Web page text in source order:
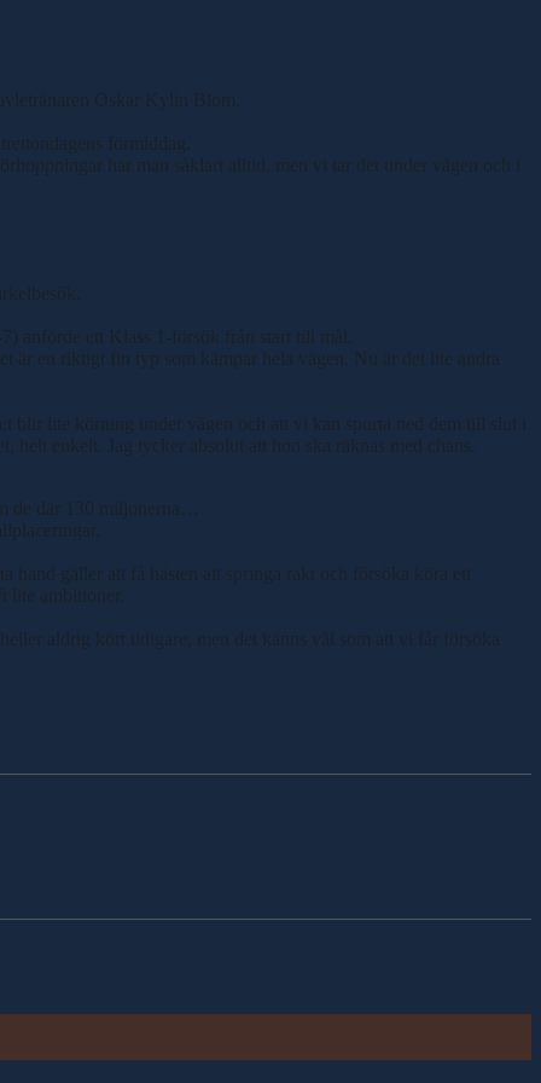
Oskar Kylin Blom.
förmiddag.
har man såklart alltid, men vi tar det under vägen och i
anförde ett Klass 1-försök från start till mål.
är en riktigt fin typ som kämpar hela vägen. Nu är det lite andra
blir lite körning under vägen och att vi kan spurta ned dem till slut i
helt enkelt. Jag tycker absolut att hon ska räknas med chans.
de där 130 miljonerna…
gäller att få hästen att springa rakt och försöka köra ett
ambitioner.
aldrig kört tidigare, men det känns väl som att vi får försöka